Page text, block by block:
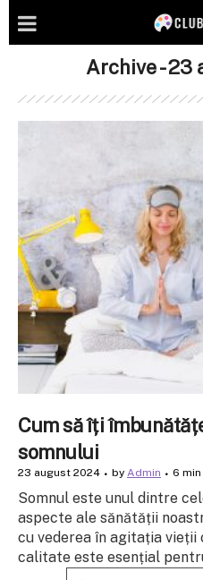
Archive - 23
Cum să îți
somnului
23 august 2024 by Admin 6
Somnul este unul dintre
aspecte ale sănătății
cu vederea în agitația vieții
calitate este esențial